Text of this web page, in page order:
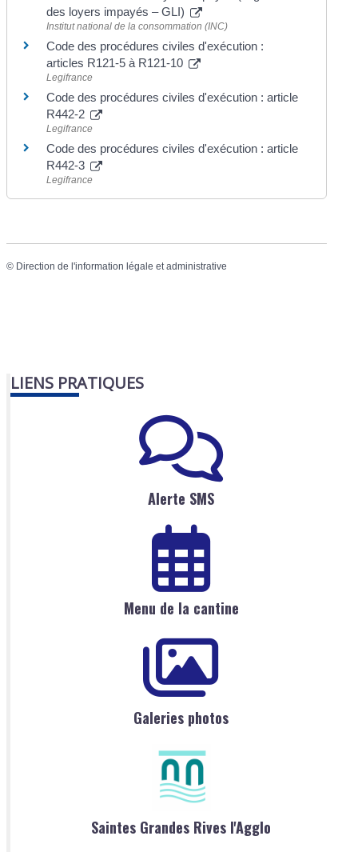
des loyers impayés – GLI)
Institut national de la consommation (INC)
Code des procédures civiles d'exécution :
articles R121-5 à R121-10
Legifrance
Code des procédures civiles d'exécution : article
R442-2
Legifrance
Code des procédures civiles d'exécution : article
R442-3
Legifrance
© Direction de l'information légale et administrative
LIENS PRATIQUES
Alerte SMS
Menu de la cantine
Galeries photos
Saintes Grandes Rives l'Agglo